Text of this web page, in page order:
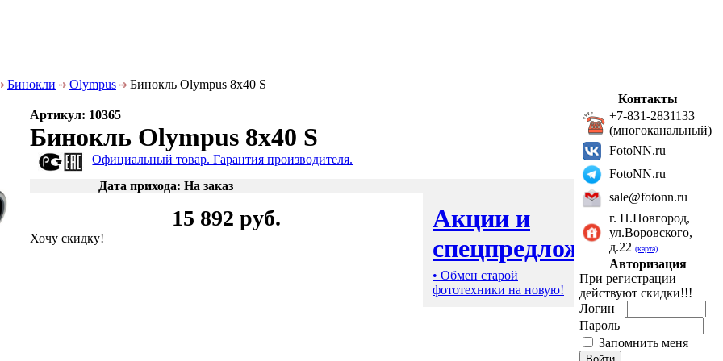
Бинокли Olympus Бинокль Olympus 8x40 S
Артикул: 10365
Бинокль Olympus 8x40 S
Официальный товар. Гарантия производителя.
Дата прихода: На заказ
15 892 руб.
Хочу скидку!
Акции и
спецпредложения
• Обмен старой
фототехники на новую!
Контакты
+7-831-2831133
(многоканальный)
FotoNN.ru
FotoNN.ru
sale@fotonn.ru
г. Н.Новгород,
ул.Воровского,
д.22 (карта)
Авторизация
При регистрации
действуют скидки!!!
Логин
Пароль
Запомнить меня